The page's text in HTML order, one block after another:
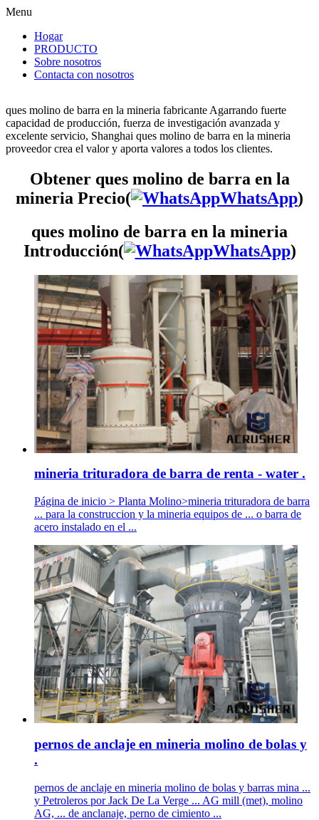
Menu
Hogar
PRODUCTO
Sobre nosotros
Contacta con nosotros
ques molino de barra en la mineria fabricante Agarrando fuerte
capacidad de producción, fuerza de investigación avanzada y
excelente servicio, Shanghai ques molino de barra en la mineria
proveedor crea el valor y aporta valores a todos los clientes.
Obtener ques molino de barra en la
mineria Precio(
WhatsApp)
ques molino de barra en la mineria
Introducción(
WhatsApp)
mineria trituradora de barra de renta - water .
Página de inicio > Planta Molino>mineria trituradora de barra
... para la construccion y la mineria equipos de ... o barra de
acero instalado en el ...
pernos de anclaje en mineria molino de bolas y
.
pernos de anclaje en mineria molino de bolas y barras mina ...
y Petroleros por Jack De La Verge ... AG mill (met), molino
AG, ... de anclanaje, perno de cimiento ...